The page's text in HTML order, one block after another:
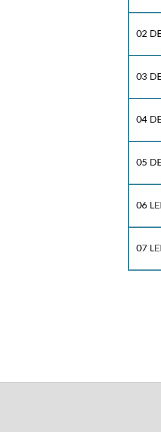
02
03
04
05
06
07